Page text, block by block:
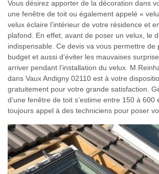
Vous désirez apporter de la décoration dans
une fenêtre de toit ou également appelé «
velux éclaire l’intérieur de votre résidence et
plafond. En effet, avant de poser un velux, le
indispensable. Ce devis va vous permettre de
budget et aussi d’éviter les mauvaises
arriver pendant l’installation du velux.
dans Vaux Andigny 02110 est à votre
gratuitement pour votre grande satisfaction.
d’une fenêtre de toit s’estime entre 150 à 600
toujours appel à des techniciens pour poser